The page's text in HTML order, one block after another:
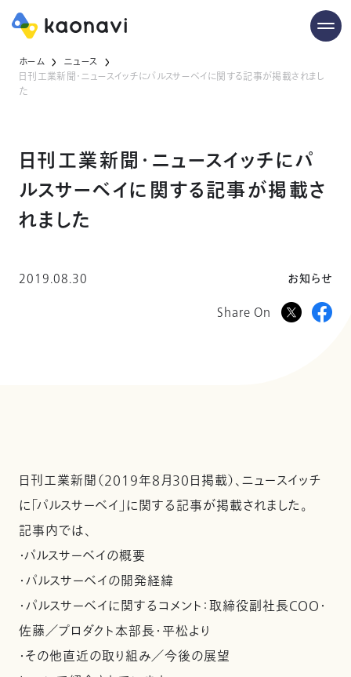
ホーム
ニュース
日刊工業新聞・ニュースイッチにパルスサーベイに関する記事が掲載されまし
た
日刊工業新聞・ニュースイッチにパ
ルスサーベイに関する記事が掲載さ
れました
2019.08.30 お知らせ
Share On
日刊工業新聞（2019年8月30日掲載）、ニュースイッチ
に「パルスサーベイ」に関する記事が掲載されました。
記事内では、
・パルスサーベイの概要
・パルスサーベイの開発経緯
・パルスサーベイに関するコメント：取締役副社長COO・
佐藤／プロダクト本部長・平松より
・その他直近の取り組み／今後の展望